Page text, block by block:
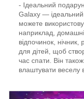
- Ідеальний
Galaxy — ідеальний
можете
наприклад,
відпочинок,
для дітей, щоб
час спати. Він
влаштувати веселу